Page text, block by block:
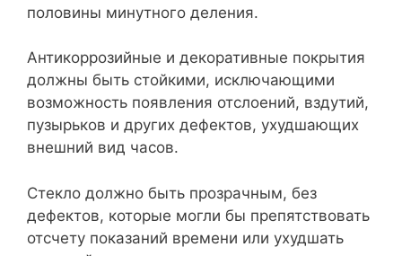
половины минутного деления.
Антикоррозийные и декоративные покрытия
должны быть стойкими, исключающими
возможность появления отслоений, вздутий,
пузырьков и других дефектов, ухудшающих
внешний вид часов.
Стекло должно быть прозрачным, без
дефектов, которые могли бы препятствовать
отсчету показаний времени или ухудшать